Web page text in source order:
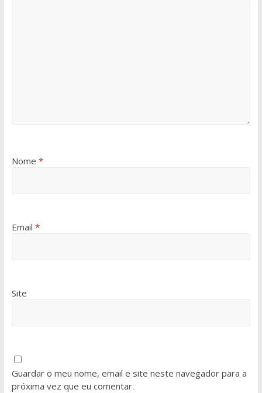
Nome *
Email *
Site
Guardar o meu nome, email e site neste navegador para a
próxima vez que eu comentar.